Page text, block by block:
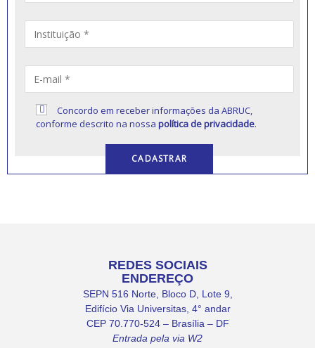
Concordo em receber informações da ABRUC,
conforme descrito na nossapolítica de privacidade.
REDES SOCIAIS
ENDEREÇO
SEPN 516 Norte, Bloco D, Lote 9,
Edifício Via Universitas, 4° andar
CEP 70.770-524 – Brasília – DF
Entrada pela via W2